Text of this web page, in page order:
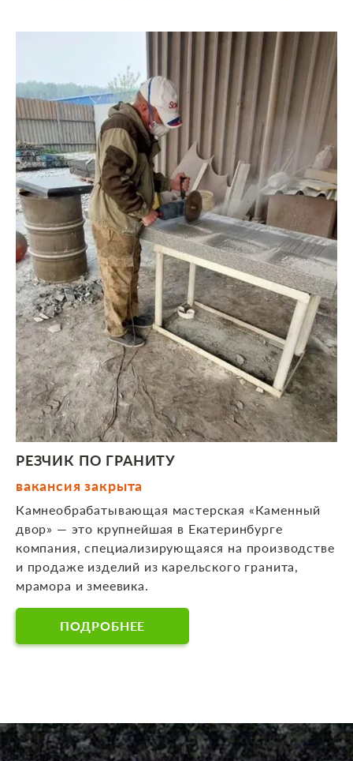
РЕЗЧИК ПО ГРАНИТУ
вакансия закрыта
Камнеобрабатывающая мастерская «Каменный
двор» — это крупнейшая в Екатеринбурге
компания, специализирующаяся на производстве
и продаже изделий из карельского гранита,
мрамора и змеевика.
ПОДРОБНЕЕ